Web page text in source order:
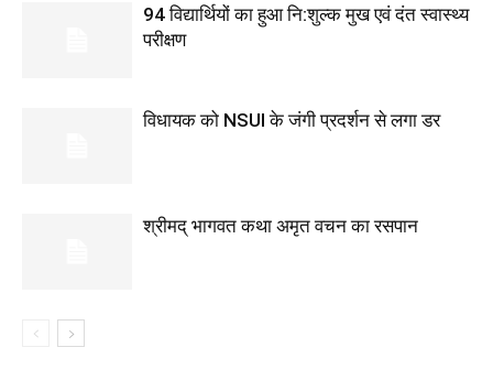
94 विद्यार्थियों का हुआ नि:शुल्क मुख एवं दंत स्वास्थ्य
परीक्षण
विधायक को NSUI के जंगी प्रदर्शन से लगा डर
श्रीमद् भागवत कथा अमृत वचन का रसपान